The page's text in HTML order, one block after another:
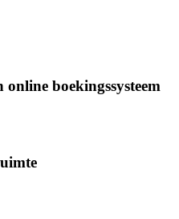
online boekingssysteem